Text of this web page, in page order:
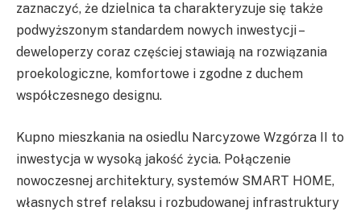
zaznaczyć, że dzielnica ta charakteryzuje się także
podwyższonym standardem nowych inwestycji –
deweloperzy coraz częściej stawiają na rozwiązania
proekologiczne, komfortowe i zgodne z duchem
współczesnego designu.
Kupno mieszkania na osiedlu Narcyzowe Wzgórza II to
inwestycja w wysoką jakość życia. Połączenie
nowoczesnej architektury, systemów SMART HOME,
własnych stref relaksu i rozbudowanej infrastruktury